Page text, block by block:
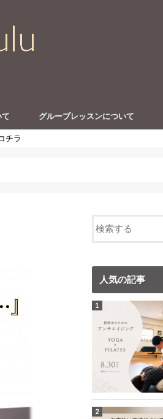
グループレッスンについて
チラ
人気の記事